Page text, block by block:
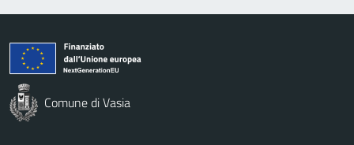
Comune di Vasia